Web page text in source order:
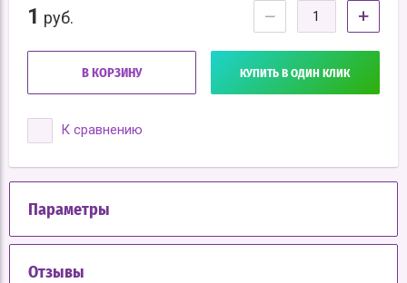
1 руб. − +
В КОРЗИНУ КУПИТЬ В ОДИН КЛИК
К сравнению
Параметры
Отзывы